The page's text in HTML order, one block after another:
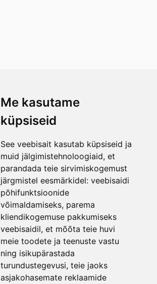
Me kasutame
küpsiseid
See veebisait kasutab küpsiseid ja
muid jälgimistehnoloogiaid, et
parandada teie sirvimiskogemust
järgmistel eesmärkidel: veebisaidi
põhifunktsioonide
võimaldamiseks, parema
kliendikogemuse pakkumiseks
veebisaidil, et mõõta teie huvi
meie toodete ja teenuste vastu
ning isikupärastada
turundustegevusi, teie jaoks
asjakohasemate reklaamide